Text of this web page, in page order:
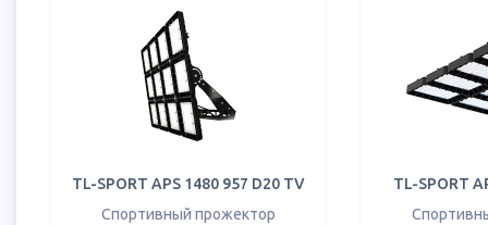
TL-SPORT APS 1480 957 D20 TV
Спортивный прожектор
TL-SPORT